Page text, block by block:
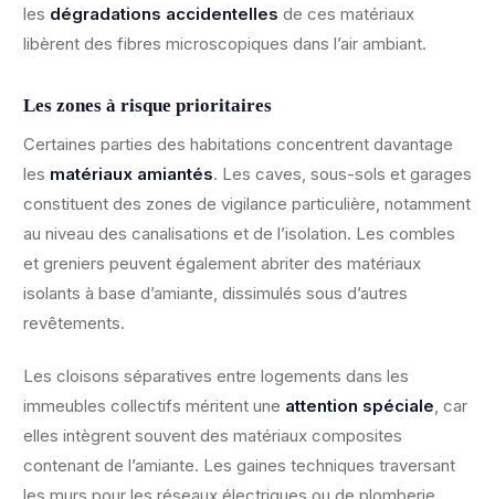
les dégradations accidentelles de ces matériaux
libèrent des fibres microscopiques dans l’air ambiant.
Les zones à risque prioritaires
Certaines parties des habitations concentrent davantage
les matériaux amiantés. Les caves, sous-sols et garages
constituent des zones de vigilance particulière, notamment
au niveau des canalisations et de l’isolation. Les combles
et greniers peuvent également abriter des matériaux
isolants à base d’amiante, dissimulés sous d’autres
revêtements.
Les cloisons séparatives entre logements dans les
immeubles collectifs méritent une attention spéciale, car
elles intègrent souvent des matériaux composites
contenant de l’amiante. Les gaines techniques traversant